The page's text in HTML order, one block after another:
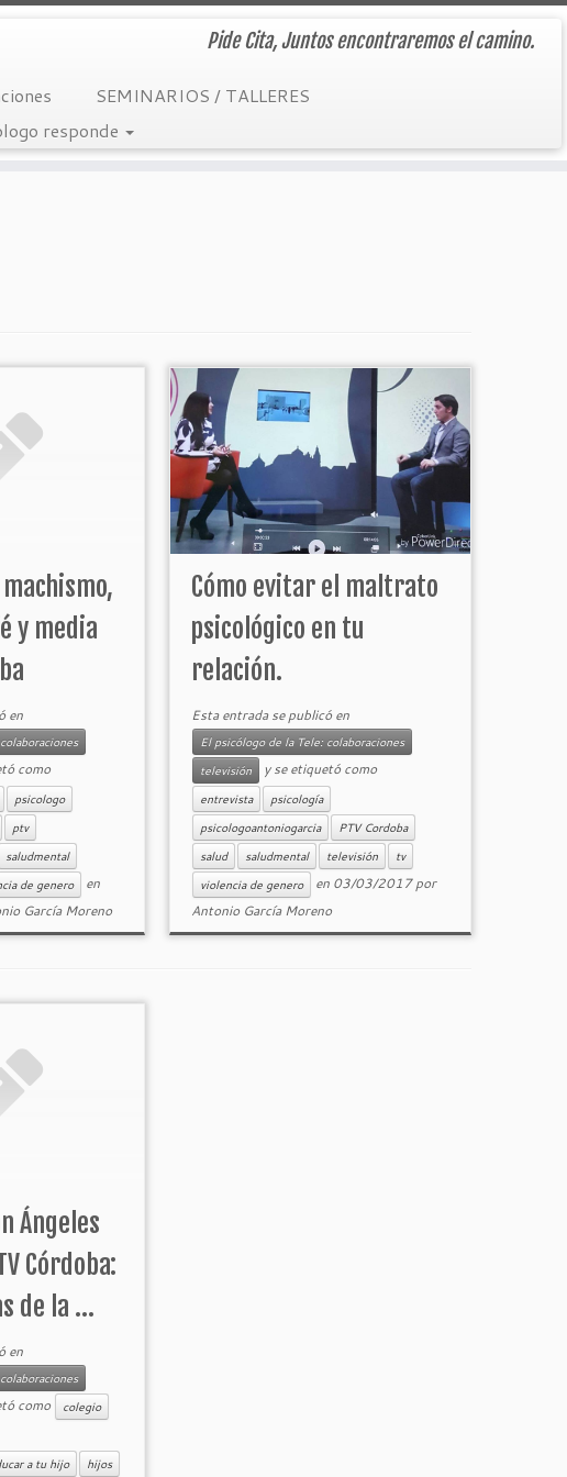
Pide Cita, Juntos encontraremos el camino.
SEMINARIOS / TALLERES
responde
y media
en
como
psicologo
ptv
saludmental
de genero
en
García Moreno
Cómo evitar el maltrato
psicológico en tu
relación.
Esta entrada se publicó en
El psicólogo de la Tele: colaboraciones
televisión
y se etiquetó como
entrevista
psicología
psicologoantoniogarcia
PTV Cordoba
salud
saludmental televisión
tv
violencia de genero
en 03/03/2017 por
Antonio García Moreno
Ángeles
Córdoba:
de la ...
en
como
colegio
a tu hijo
hijos